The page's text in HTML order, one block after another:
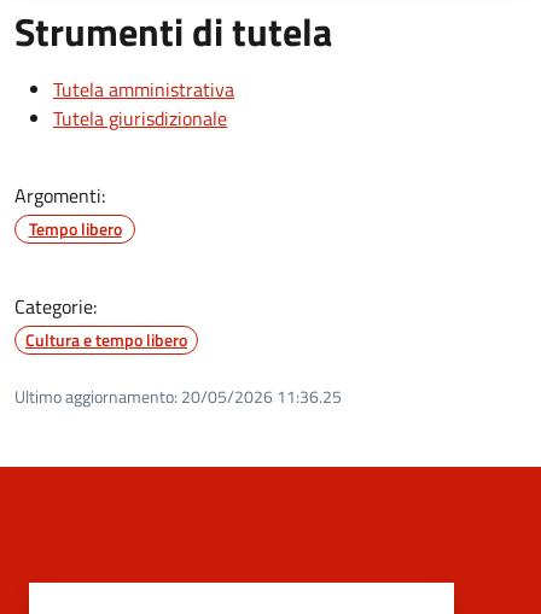
Strumenti di tutela
Tutela amministrativa
Tutela giurisdizionale
Argomenti:
Tempo libero
Categorie:
Cultura e tempo libero
Ultimo aggiornamento: 20/05/2026 11:36.25